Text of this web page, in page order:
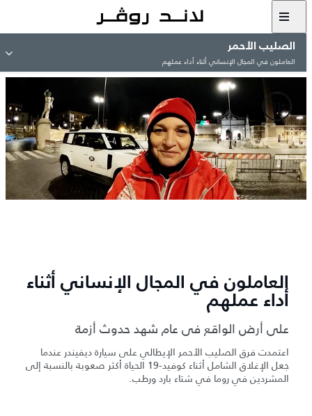
الصليب الأحمر
العاملون في المجال الإنساني أثناء أداء عملهم
العاملون في المجال الإنساني أثناء
أداء عملهم
على أرض الواقع في عام شهد حدوث أزمة
اعتمدت فرق الصليب الأحمر الإيطالي على سيارة ديفيندر عندما
جعل الإغلاق الشامل أثناء كوفيد-19 الحياة أكثر صعوبة بالنسبة إلى
المشردين في روما في شتاء بارد ورطب.